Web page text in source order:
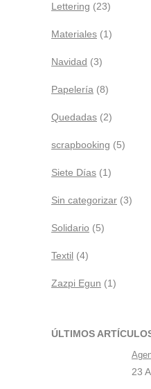
Lettering (23)
Materiales (1)
Navidad (3)
Papelería (8)
Quedadas (2)
scrapbooking (5)
Siete Días (1)
Sin categorizar (3)
Solidario (5)
Textil (4)
Zazpi Egun (1)
ÚLTIMOS
23